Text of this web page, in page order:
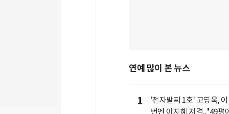
연예 많이 본 뉴스
1
'전자발찌 1호' 고영욱, 이
번엔 이지혜 저격.."49평이